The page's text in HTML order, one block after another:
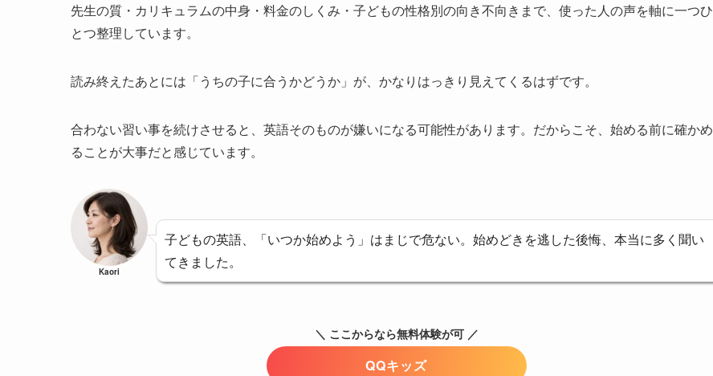
先生の質・カリキュラムの中身・料金のしくみ・子どもの性格別の向き不向きまで、使った人の声を軸に一つひ
とつ整理しています。
読み終えたあとには「うちの子に合うかどうか」が、かなりはっきり見えてくるはずです。
合わない習い事を続けさせると、英語そのものが嫌いになる可能性があります。だからこそ、始める前に確かめ
ることが大事だと感じています。
Kaori
子どもの英語、「いつか始めよう」はまじで危ない。始めどきを逃した後悔、本当に多く聞い
てきました。
＼ ここからなら無料体験が可 ／
QQキッズ